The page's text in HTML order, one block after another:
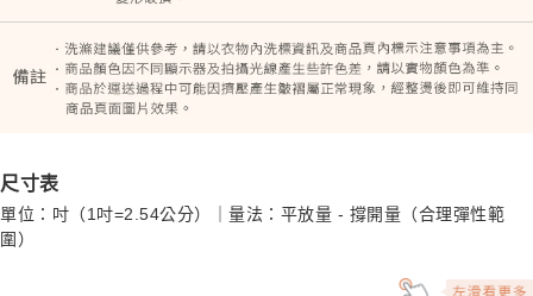
尺寸表
單位：吋（1吋=2.54公分）｜量法：平放量 - 撐開量（合理彈性範
圍）